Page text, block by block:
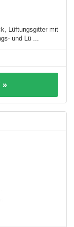
Lüftungsgitter mit
und Lü ...
»